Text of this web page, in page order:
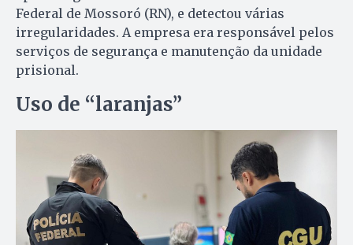
Federal de Mossoró (RN), e detectou várias
irregularidades. A empresa era responsável pelos
serviços de segurança e manutenção da unidade
prisional.
Uso de “laranjas”